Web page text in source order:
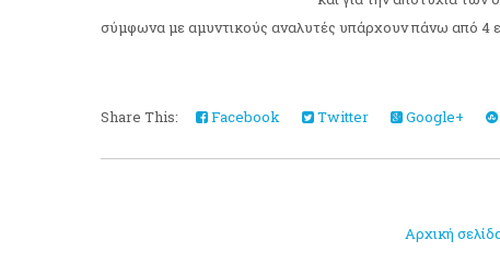
σύμφωνα με αμυντικούς αναλυτές υπάρχουν πάνω από 4
Share This: Facebook Twitter Google+
Αρχική